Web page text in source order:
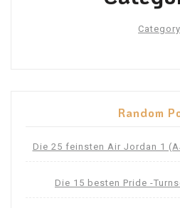
Category
Random
Die 25 feinsten Air Jordan 1
Die 15 besten Pride -